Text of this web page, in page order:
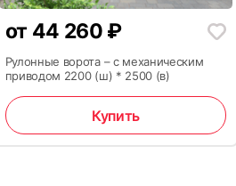
11
от 44 260 ₽
Рулонные ворота – с механическим
приводом 2200 (ш) * 2500 (в)
Купить